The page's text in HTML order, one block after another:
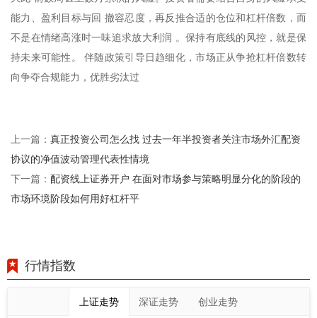
能力、盈利目标与回 撤容忍度，再反推合适的仓位和杠杆倍数，而
不是在情绪高涨时一味追求放大利润 。保持有底线的风控，就是保
持未来可能性。 伴随政策引导日趋细化，市场正从争抢杠杆倍数转
向争夺合规能力，优胜劣汰过
上一篇： 真正投资公司怎么找 过去一年半投资者关注市场外汇配资
协议的净值波动管理代表性情境
下一篇： 配资线上证券开户 在面对市场参与策略明显分化的阶段的
市场环境阶段如何用好杠杆平
行情指数
上证走势 深证走势 创业走势